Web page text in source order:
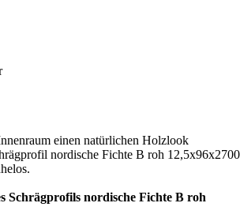
einen natürlichen Holzlook
nordische Fichte B roh 12,5x96x2700
Schrägprofils nordische Fichte B roh